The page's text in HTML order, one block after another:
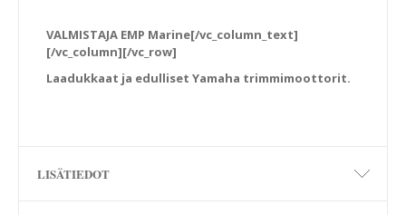
VALMISTAJA EMP Marine[/vc_column_text]
[/vc_column][/vc_row]
Laadukkaat ja edulliset Yamaha trimmimoottorit.
LISÄTIEDOT